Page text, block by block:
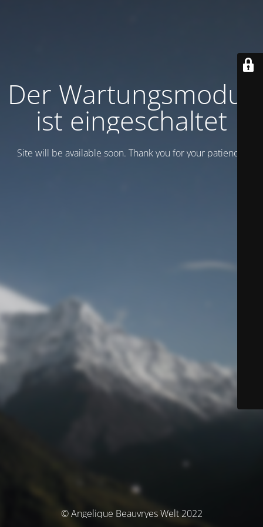
Der Wartungsmodus
ist eingeschaltet
Site will be available soon. Thank you for your patience!
© Angelique Beauvryes Welt 2022